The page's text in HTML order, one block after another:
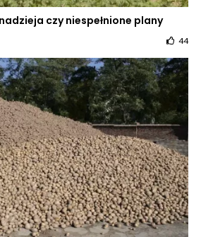
czy niespełnione plany
44